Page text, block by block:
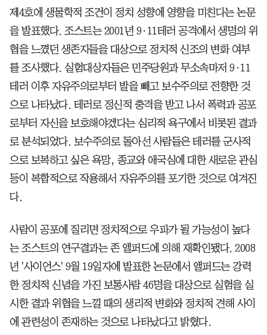
제4호에 생물학적 조건이 정치 성향에 영향을 미친다는 논문
을 발표했다. 조스트는 2001년 9·11테러 공격에서 생명의 위
협을 느꼈던 생존자들을 대상으로 정치적 신조의 변화 여부
를 조사했다. 실험대상자들은 민주당원과 무소속마저 9·11
테러 이후 자유주의로부터 발을 빼고 보수주의로 전향한 것
으로 나타났다. 테러로 정신적 충격을 받고 나서 폭력과 공포
로부터 자신을 보호해야겠다는 심리적 욕구에서 비롯된 결과
로 분석되었다. 보수주의로 돌아선 사람들은 테러를 군사적
으로 보복하고 싶은 욕망, 종교와 애국심에 대한 새로운 관심
등이 복합적으로 작용해서 자유주의를 포기한 것으로 여겨진
다.
사람이 공포에 질리면 정치적으로 우파가 될 가능성이 높다
는 조스트의 연구결과는 존 앨퍼드에 의해 재확인됐다. 2008
년 '사이언스' 9월 19일자에 발표한 논문에서 앨퍼드는 강력
한 정치적 신념을 가진 보통사람 46명을 대상으로 실험을 실
시한 결과 위협을 느낄 때의 생리적 변화와 정치적 견해 사이
에 관련성이 존재하는 것으로 나타났다고 밝혔다.